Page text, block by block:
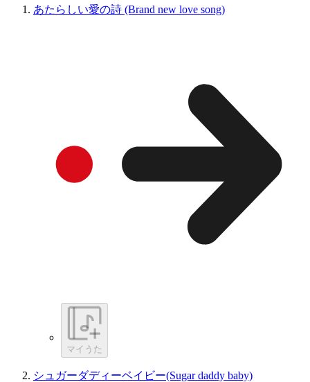
あたらしい愛の詩 (Brand new love song)
マイうた
シュガーダディーベイビー(Sugar daddy baby)